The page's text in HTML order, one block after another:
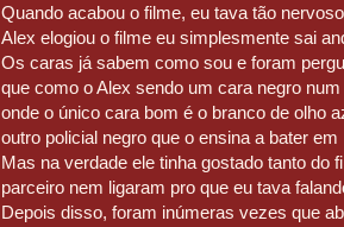
Quando acabou o filme, eu tava tão
Alex elogiou o filme eu simplesmente sai
Os caras já sabem como sou e foram
que como o Alex sendo um cara negro
onde o único cara bom é o branco de olho
outro policial negro que o ensina a bater
Mas na verdade ele tinha gostado tanto do
parceiro nem ligaram pro que eu tava
Depois disso, foram inúmeras vezes que